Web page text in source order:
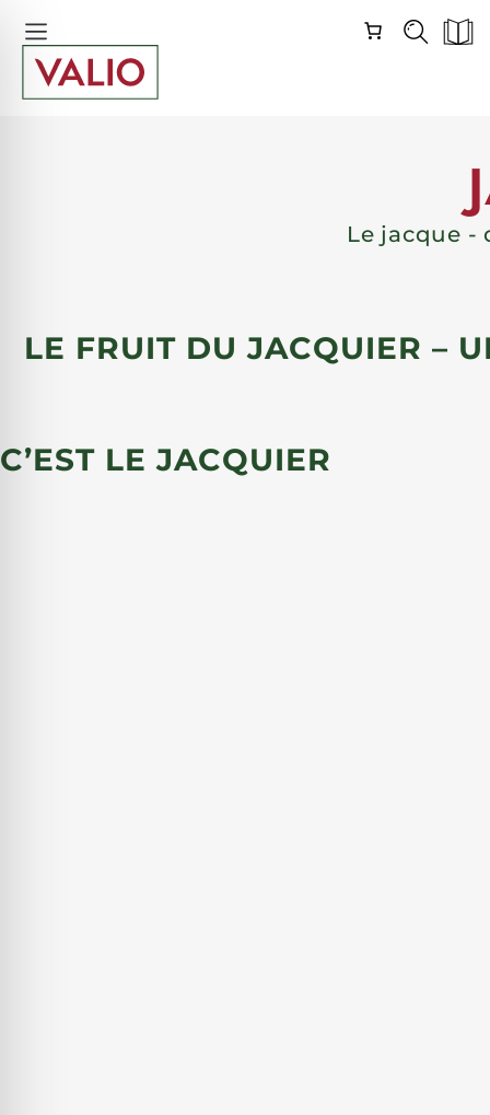
Le jacque
LE FRUIT DU JACQUIER –
C’EST LE JACQUIER